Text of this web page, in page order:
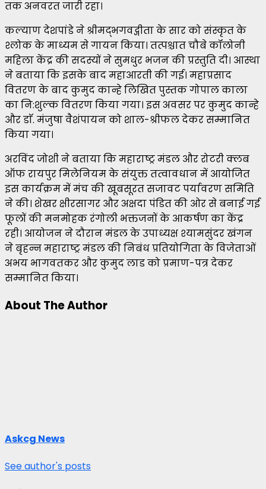
तक अनवरत जारी रहा।
कल्याण देशपांडे ने श्रीमद्भगवद्गीता के सार को संस्कृत के
श्लोक के माध्यम से गायन किया। तत्पश्चात चौबे कॉलोनी
महिला केंद्र की सदस्यों ने सुमधुर भजन की प्रस्तुति दी। आस्था
ने बताया कि इसके बाद महाआरती की गई। महाप्रसाद
वितरण के बाद कुमुद कान्हे लिखित पुस्तक गोपाल काला
का नि:शुल्क वितरण किया गया। इस अवसर पर कुमुद कान्हे
और डाॅ. मंजुषा वैशंपायन को शाल-श्रीफल देकर सम्मानित
किया गया।
अरविंद जोशी ने बताया कि महाराष्ट्र मंडल और रोटरी क्लब
ऑफ रायपुर मिलेनियम के संयुक्त तत्वावधान में आयोजित
इस कार्यक्रम में मंच की खूबसूरत सजावट पर्यावरण समिति
ने की। शेखर क्षीरसागर और अक्षदा पंडित की ओर से बनाई गई
फूलों की मनमोहक रंगोली भक्तजनों के आकर्षण का केंद्र
रही। आयोजन ने दौरान मंडल के उपाध्यक्ष श्यामसुंदर खंगन
ने बृहन्न महाराष्ट्र मंडल की निबंध प्रतियोगिता के विजेताओं
अभय भागवतकर और कुमुद लाड को प्रमाण-पत्र देकर
सम्मानित किया।
About The Author
Askcg News
See author's posts